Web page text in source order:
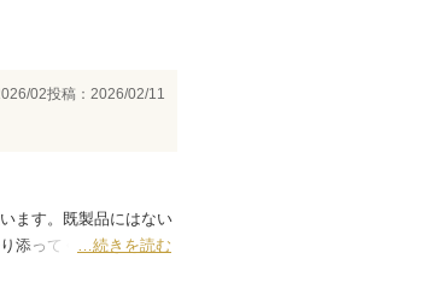
02投稿：2026/02/11
ます。既製品にはない
添ってくれる姿勢に信
…続きを読む